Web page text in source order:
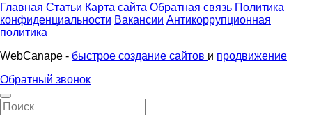
Главная Статьи Карта сайта Обратная связь Политика
конфиденциальности Вакансии Антикоррупционная
политика
WebCanape - быстрое создание сайтов и продвижение
Обратный звонок